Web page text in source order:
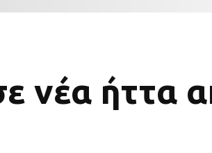
νέα ήττα